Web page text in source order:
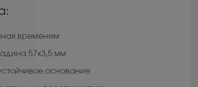
временем
57х3,5 мм
основание